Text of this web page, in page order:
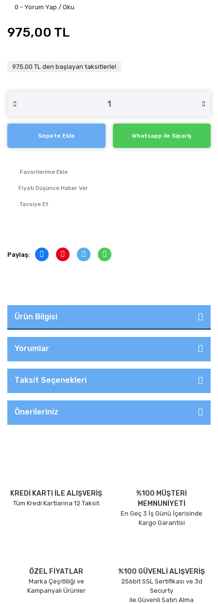
0 - Yorum Yap / Oku
975,00 TL
975,00 TL den başlayan taksitlerle!
Sepete Ekle Whatsapp ile Sipariş
Fiyatı Düşünce Haber Ver
Tavsiye Et
Paylaş:
Ürün Bilgisi
Yorumlar
Taksit Seçenekleri
Önerileriniz
KREDİ KARTI İLE ALIŞVERİŞ
Tüm Kredi Kartlarına 12 Taksit
%100 MÜŞTERİ
MEMNUNİYETİ
En Geç 3 İş Günü İçerisinde
Kargo Garantisi
ÖZEL FİYATLAR
Marka Çeşitliliği ve
Kampanyalı Ürünler
%100 GÜVENLİ ALIŞVERİŞ
256bit SSL Sertifikası ve 3d
Securty
ile Güvenli Satın Alma